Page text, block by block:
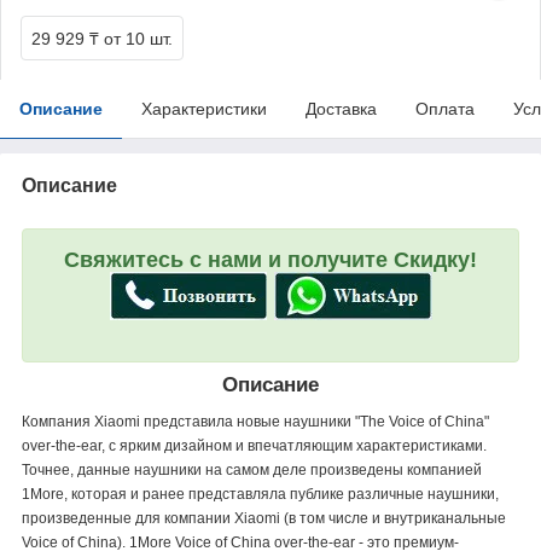
29 929 ₸ от 10 шт.
Описание Характеристики Доставка Оплата
Описание
Свяжитесь с нами и получите Скидку!
Описание
Компания Xiaomi представила новые наушники "The Voice of China"
over-the-ear, с ярким дизайном и впечатляющим характеристиками.
Точнее, данные наушники на самом деле произведены компанией
1More, которая и ранее представляла публике различные наушники,
произведенные для компании Xiaomi (в том числе и внутриканальные
Voice of China). 1More Voice of China over-the-ear - это премиум-